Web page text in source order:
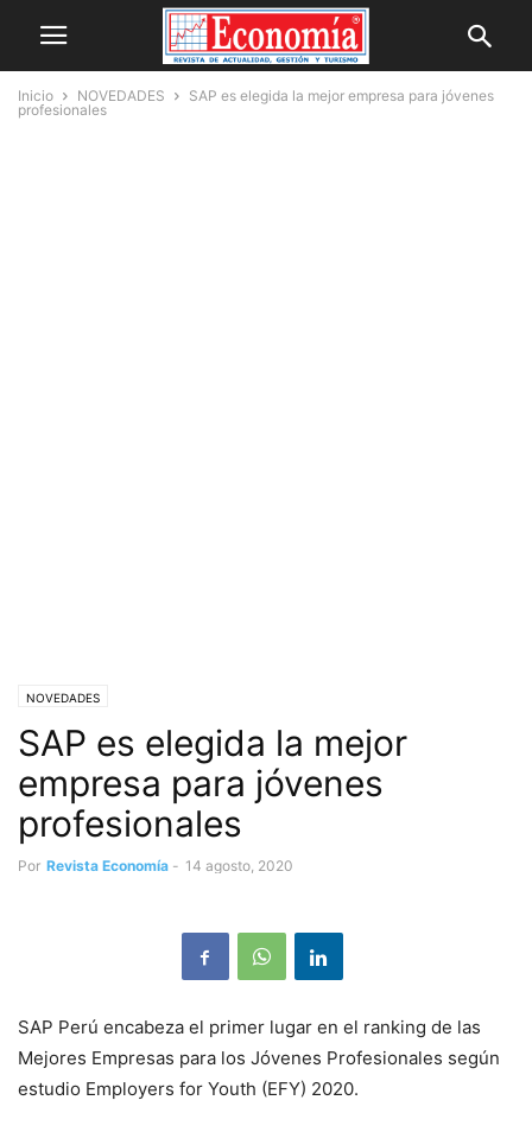
Inicio NOVEDADES
SAP es elegida la mejor empresa para jóvenes
profesionales
NOVEDADES
SAP es elegida la mejor
empresa para jóvenes
profesionales
Por Revista Economía - 14 agosto, 2020
SAP Perú encabeza el primer lugar en el ranking de las
Mejores Empresas para los Jóvenes Profesionales según
estudio Employers for Youth (EFY) 2020.